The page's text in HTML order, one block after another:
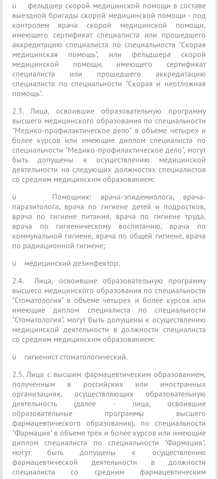
ü фельдшер скорой медицинской помощи в составе
выездной бригады скорой медицинской помощи - под
контролем врача скорой медицинской помощи,
имеющего сертификат специалиста или прошедшего
аккредитацию специалиста по специальности "Скорая
медицинская помощь", или фельдшера скорой
медицинской помощи, имеющего сертификат
специалиста или прошедшего аккредитацию
специалиста по специальности "Скорая и неотложная
помощь".
2.3. Лица, освоившие образовательную программу
высшего медицинского образования по специальности
"Медико-профилактическое дело" в объеме четырех и
более курсов или имеющие диплом специалиста по
специальности "Медико-профилактическое дело", могут
быть допущены к осуществлению медицинской
деятельности на следующих должностях специалистов
со средним медицинским образованием:
ü Помощник: врача-эпидемиолога, врача-
паразитолога, врача по гигиене детей и подростков,
врача по гигиене питания, врача по гигиене труда,
врача по гигиеническому воспитанию, врача по
коммунальной гигиене, врача по общей гигиене, врача
по радиационной гигиене;
ü медицинский дезинфектор.
2.4. Лица, освоившие образовательную программу
высшего медицинского образования по специальности
"Стоматология" в объеме четырех и более курсов или
имеющие диплом специалиста по специальности
"Стоматология", могут быть допущены к осуществлению
медицинской деятельности в должности специалиста
со средним медицинским образованием:
ü гигиенист стоматологический.
2.5. Лица с высшим фармацевтическим образованием,
полученным в российских или иностранных
организациях, осуществляющих образовательную
деятельность (далее - лица, освоившие
образовательные программы высшего
фармацевтического образования), по специальности
"Фармация" в объеме трех и более курсов или имеющие
диплом специалиста по специальности "Фармация",
могут быть допущены к осуществлению
фармацевтической деятельности в должности
специалиста со средним фармацевтическим